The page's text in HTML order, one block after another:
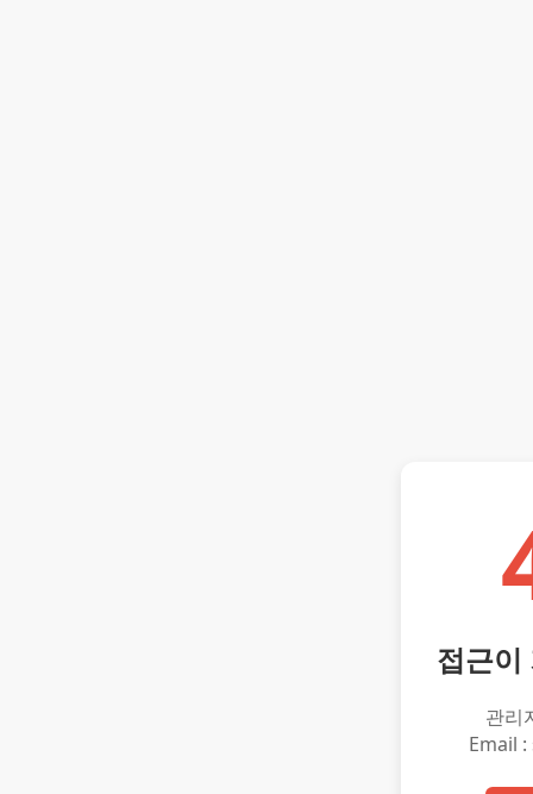
접근이
관리
Email